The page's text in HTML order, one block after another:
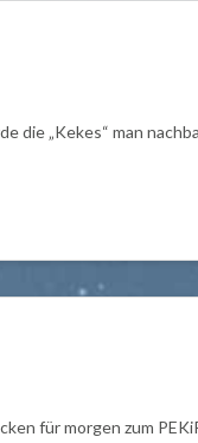
die „Kekes“ man
für morgen zum